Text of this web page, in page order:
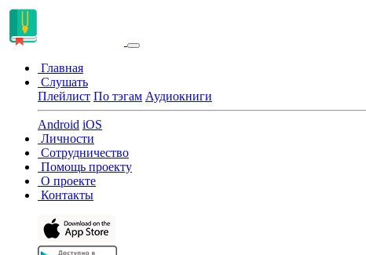
Главная
Слушать
Плейлист По тэгам Аудиокниги
Android iOS
Личности
Сотрудничество
Помощь проекту
О проекте
Контакты